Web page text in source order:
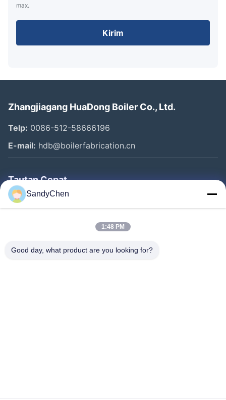
max.
Kirim
Zhangjiagang HuaDong Boiler Co., Ltd.
Telp: 0086-512-58666196
E-mail: hdb@boilerfabrication.cn
Tautan Cepat
Rumah
Tentang Kami
SandyChen
1:48 PM
Good day, what product are you looking for?